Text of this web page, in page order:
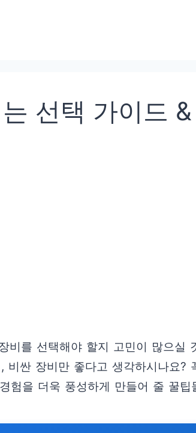
선택 가이드
비를 선택해야 할지 고민이 많으실
싼 장비만 좋다고 생각하시나요?
험을 더욱 풍성하게 만들어 줄 꿀팁